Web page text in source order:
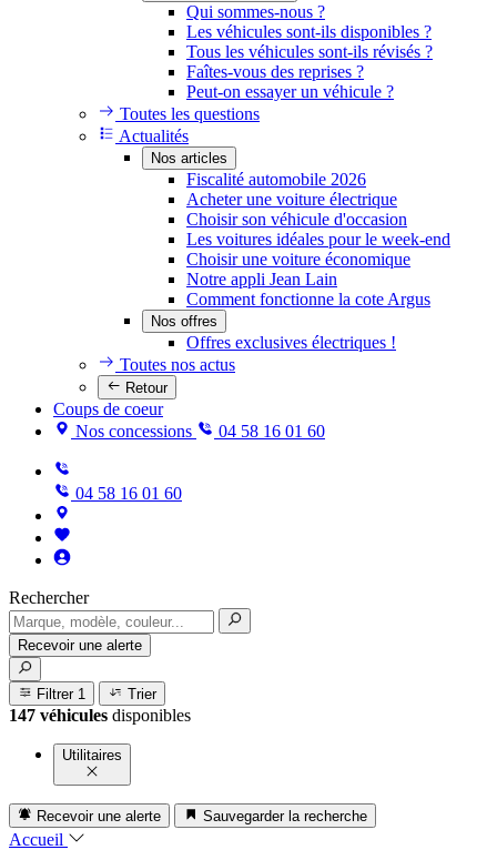
Qui sommes-nous ?
Les véhicules sont-ils disponibles ?
Tous les véhicules sont-ils révisés ?
Faîtes-vous des reprises ?
Peut-on essayer un véhicule ?
Toutes les questions
Actualités
Nos articles
Fiscalité automobile 2026
Acheter une voiture électrique
Choisir son véhicule d'occasion
Les voitures idéales pour le week-end
Choisir une voiture économique
Notre appli Jean Lain
Comment fonctionne la cote Argus
Nos offres
Offres exclusives électriques !
Toutes nos actus
Retour
Coups de coeur
Nos concessions
04 58 16 01 60
04 58 16 01 60
Rechercher
Recevoir une alerte
Filtrer 1 Trier
147 véhicules disponibles
Utilitaires
Recevoir une alerte Sauvegarder la recherche
Accueil